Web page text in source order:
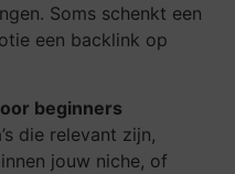
Soms schenkt een
een backlink op
beginners
die relevant zijn,
jouw niche, of